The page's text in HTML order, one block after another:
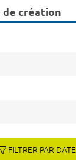
de création
FILTRER PAR DATE